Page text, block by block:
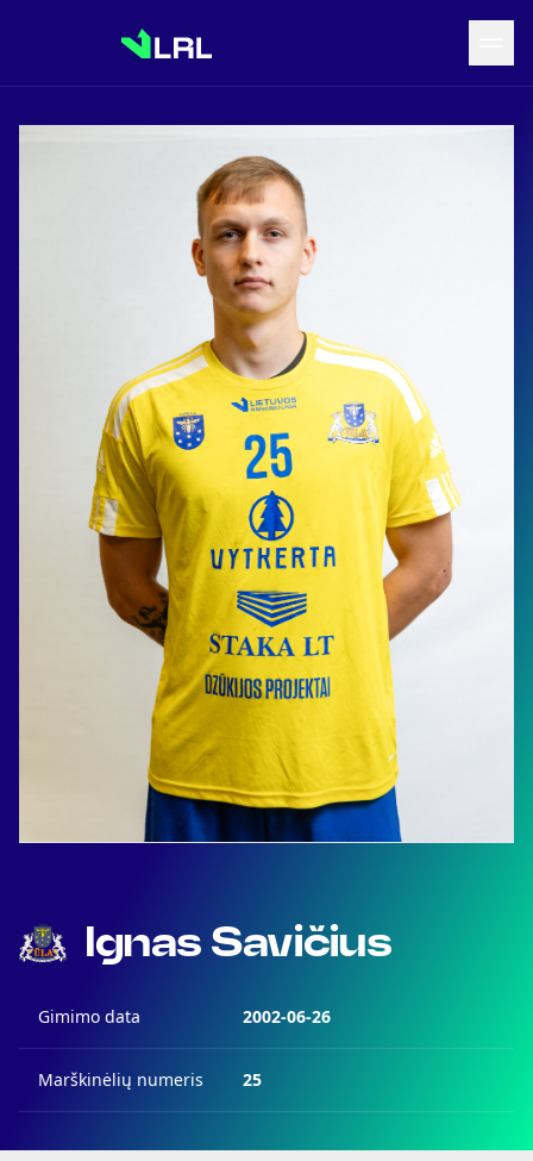
Grįžti į LRF puslapį
Turnyrinė lentelė
Ignas Savičius
Gimimo data 2002-06-26
Marškinėlių numeris 25